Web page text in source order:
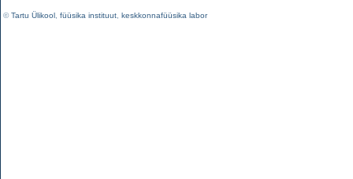
©Tartu Ülikool füüsika instituut keskkonnafüüsika labor